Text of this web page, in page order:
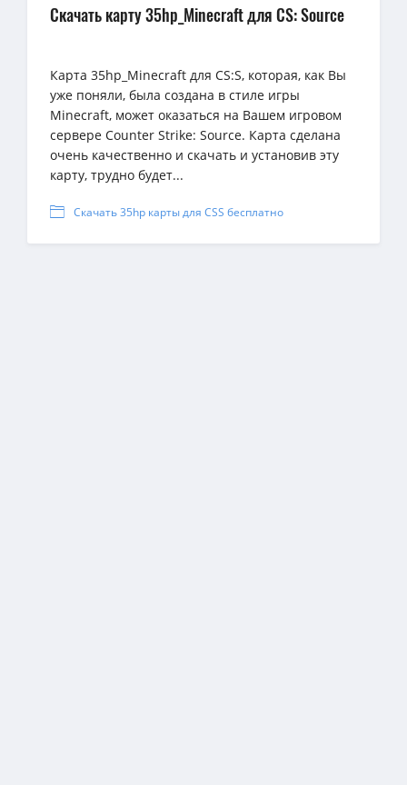
Скачать карту 35hp_Minecraft для CS: Source
Карта 35hp_Minecraft для CS:S, которая, как Вы
уже поняли, была создана в стиле игры
Minecraft, может оказаться на Вашем игровом
сервере Counter Strike: Source. Карта сделана
очень качественно и скачать и установив эту
карту, трудно будет...
Скачать 35hp карты для CSS бесплатно